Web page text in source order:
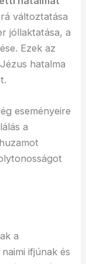
változtatása
jóllaktatása, a
Ezek az
hatalma
eseményeire
a
a
ifjúnak és